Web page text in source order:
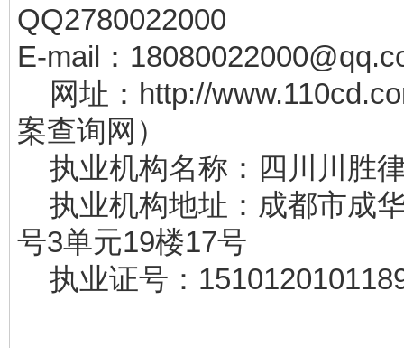
QQ2780022000
E-mail：
网址：http://
案查询网）
执业机构名称：四川川胜
执业机构地址：成都市成
号3单元19楼17号
执业证号：